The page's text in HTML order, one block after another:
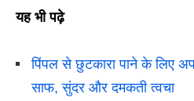
यह भी पढ़े
पिंपल से छुटकारा पाने के लिए
साफ, सुंदर और दमकती त्वचा